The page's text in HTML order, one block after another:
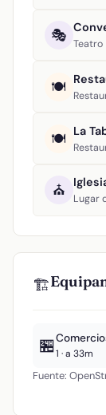
🎭 Teatro
🍽️
🍽️ La
⛪ Lugar
🏗️
🏪1 · a 33m
Fuente: